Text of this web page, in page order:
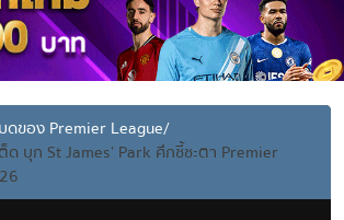
ดของ Premier League/
ด บุก St James’ Park ศึกชี้ชะตา Premier